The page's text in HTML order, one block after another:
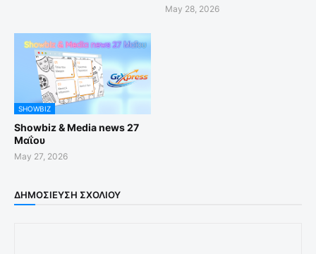
May 28, 2026
SHOWBIZ
Showbiz & Media news 27
Μαΐου
May 27, 2026
ΔΗΜΟΣΊΕΥΣΗ ΣΧΟΛΊΟΥ